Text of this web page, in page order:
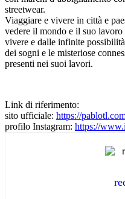
streetwear.
Viaggiare e vivere in città e
vedere il mondo e il suo
vivere e dalle infinite
dei sogni e le misteriose
presenti nei suoi lavori.
Link di riferimento:
sito ufficiale: https://pablotl.
profilo Instagram: https://www.